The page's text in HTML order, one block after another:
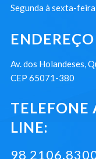
Segunda à sexta-feira
Av. dos Holandeses,
CEP 65071-380
LINE:
98